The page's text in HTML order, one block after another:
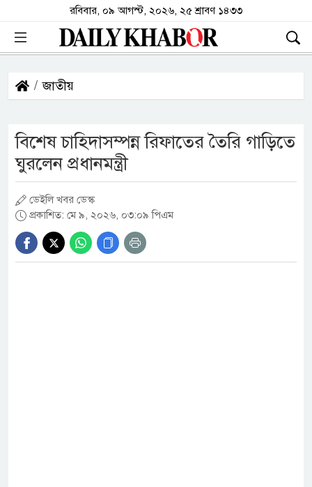
রবিবার, ০৯ আগস্ট, ২০২৬, ২৫ শ্রাবণ ১৪৩৩
জাতীয়
বিশেষ চাহিদাসম্পন্ন রিফাতের তৈরি গাড়িতে
ঘুরলেন প্রধানমন্ত্রী
ডেইলি খবর ডেস্ক
প্রকাশিত: মে ৯, ২০২৬, ০৩:০৯ পিএম